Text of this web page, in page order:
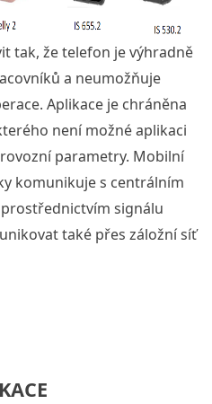
tak, že telefon je výhradně
a neumožňuje
Aplikace je chráněna
není možné aplikaci
parametry. Mobilní
komunikuje s centrálním
signálu
také přes záložní síť